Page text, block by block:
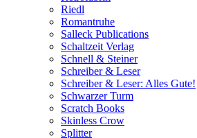
Riedl
Romantruhe
Salleck Publications
Schaltzeit Verlag
Schnell & Steiner
Schreiber & Leser
Schreiber & Leser: Alles Gute!
Schwarzer Turm
Scratch Books
Skinless Crow
Splitter